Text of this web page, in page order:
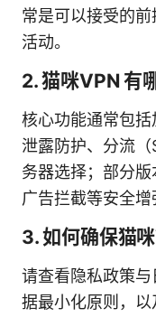
常是可以接受的
活动。
2. 猫咪VPN 有
核心功能通常包
泄露防护、分流
务器选择；部分版
广告拦截等安全增
3. 如何确保猫
请查看隐私政策
据最小化原则，